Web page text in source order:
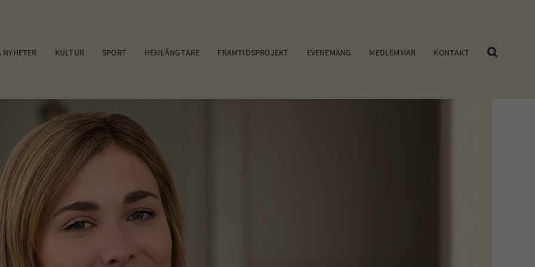
NYHETER KULTUR SPORT HEMLÄNGTARE FRAMTIDSPROJEKT EVENEMANG MEDLEMMAR KONTAKT